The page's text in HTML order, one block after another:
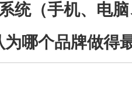
统（手机、电
哪个品牌做得